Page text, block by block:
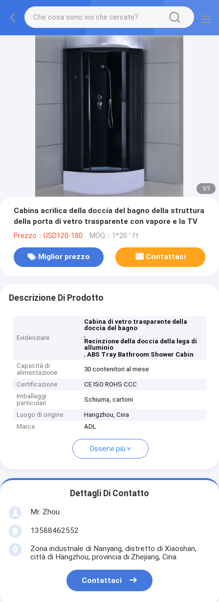
1/1
Cabina acrilica della doccia del bagno della struttura
della porta di vetro trasparente con vapore e la TV
Prezzo：USD120-180 MOQ：1*20 ' ft
Miglior prezzo Contattaci
Descrizione Di Prodotto
Evidenziare
Cabina di vetro trasparente della
doccia del bagno
,
Recinzione della doccia della lega di
alluminio
,ABS Tray Bathroom Shower Cabin
Capacità di
alimentazione
30 contenitori al mese
Certificazione
CE ISO ROHS CCC
Imballaggi
particolari
Schiuma, cartoni
Luogo di origine
Hangzhou, Cina
Marca
ADL
Osservi più
Dettagli Di Contatto
Mr. Zhou
13588462552
Zona industriale di Nanyang, distretto di Xiaoshan,
città di Hangzhou, provincia di Zhejiang, Cina
Contattaci